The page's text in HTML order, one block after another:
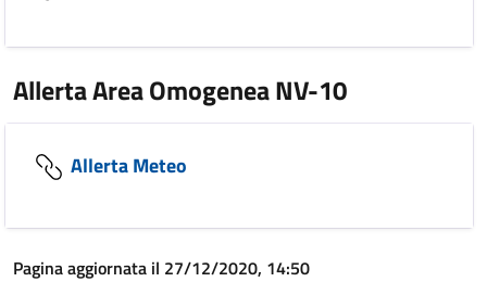
Allerta Area Omogenea NV-10
Allerta Meteo
Pagina aggiornata il 27/12/2020, 14:50